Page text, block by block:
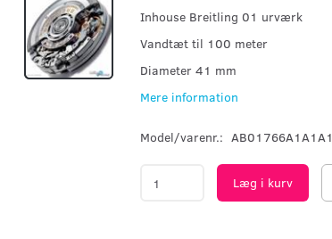
Inhouse Breitling 01 urværk
Vandtæt til 100 meter
Diameter 41 mm
Mere information
Model/varenr.: AB01766A1A1A1
Læg i kurv